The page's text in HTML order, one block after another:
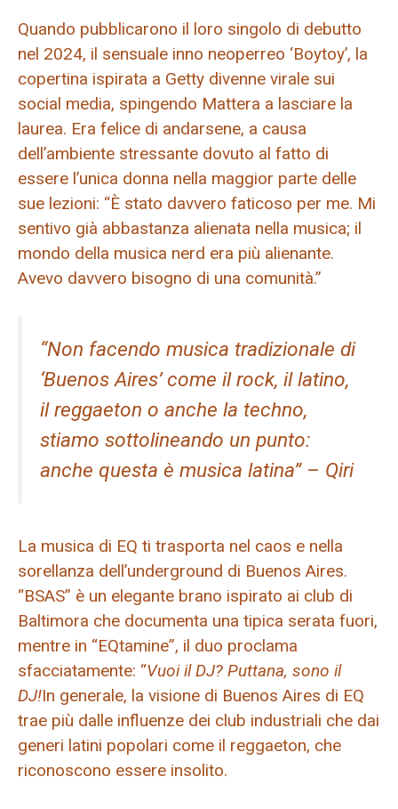
Quando pubblicarono il loro singolo di debutto
nel 2024, il sensuale inno neoperreo ‘Boytoy’, la
copertina ispirata a Getty divenne virale sui
social media, spingendo Mattera a lasciare la
laurea. Era felice di andarsene, a causa
dell’ambiente stressante dovuto al fatto di
essere l’unica donna nella maggior parte delle
sue lezioni: “È stato davvero faticoso per me. Mi
sentivo già abbastanza alienata nella musica; il
mondo della musica nerd era più alienante.
Avevo davvero bisogno di una comunità.”
“Non facendo musica tradizionale di
‘Buenos Aires’ come il rock, il latino,
il reggaeton o anche la techno,
stiamo sottolineando un punto:
anche questa è musica latina” – Qiri
La musica di EQ ti trasporta nel caos e nella
sorellanza dell’underground di Buenos Aires.
“BSAS” è un elegante brano ispirato ai club di
Baltimora che documenta una tipica serata fuori,
mentre in “EQtamine”, il duo proclama
sfacciatamente: “Vuoi il DJ? Puttana, sono il
DJ!In generale, la visione di Buenos Aires di EQ
trae più dalle influenze dei club industriali che dai
generi latini popolari come il reggaeton, che
riconoscono essere insolito.